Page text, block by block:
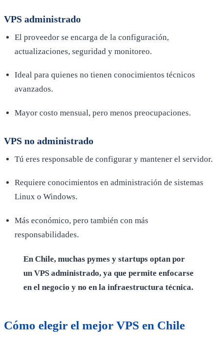
VPS administrado
El proveedor se encarga de la configuración,
actualizaciones, seguridad y monitoreo.
Ideal para quienes no tienen conocimientos técnicos
avanzados.
Mayor costo mensual, pero menos preocupaciones.
VPS no administrado
Tú eres responsable de configurar y mantener el servidor.
Requiere conocimientos en administración de sistemas
Linux o Windows.
Más económico, pero también con más
responsabilidades.
En Chile, muchas pymes y startups optan por
un VPS administrado, ya que permite enfocarse
en el negocio y no en la infraestructura técnica.
Cómo elegir el mejor VPS en Chile